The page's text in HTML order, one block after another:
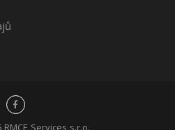
Services s.r.o.